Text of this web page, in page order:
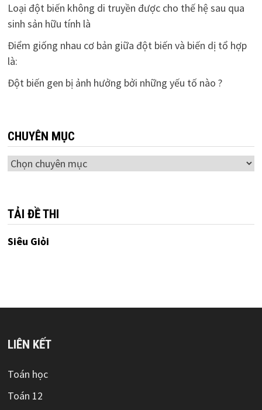
Loại đột biến không di truyền được cho thế hệ sau qua
sinh sản hữu tính là
Điểm giống nhau cơ bản giữa đột biến và biến dị tổ hợp
là:
Đột biến gen bị ảnh hưởng bởi những yếu tố nào ?
CHUYÊN MỤC
Chuyên
TẢI ĐỀ THI
Siêu Giỏi
LIÊN KẾT
Toán học
Toán 12